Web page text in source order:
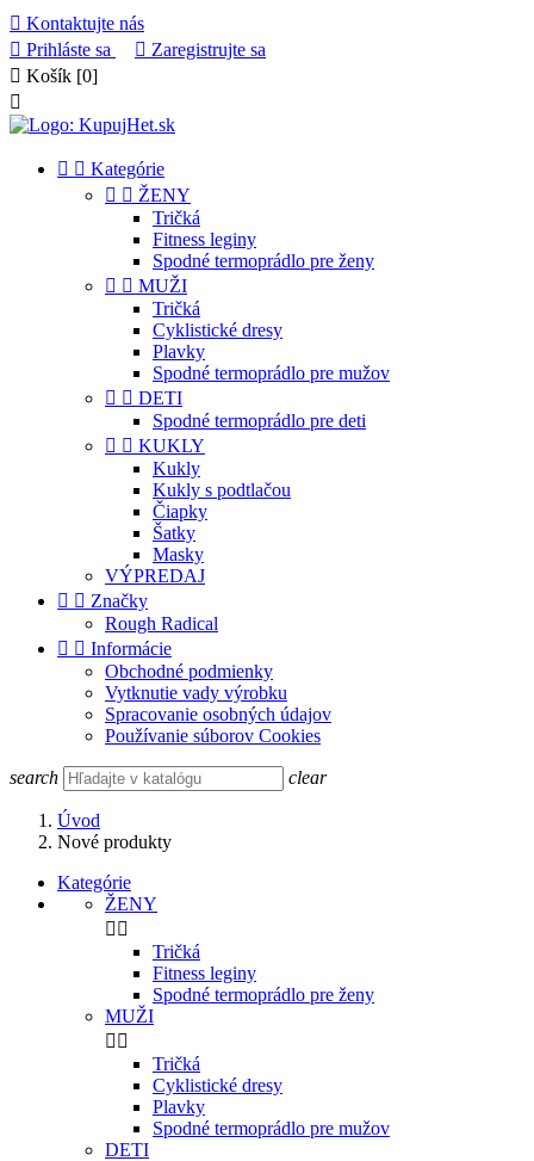
 Kontaktujte nás
 Prihláste sa  Zaregistrujte sa
 Košík [0]

  Kategórie
  ŽENY
Tričká
Fitness leginy
Spodné termoprádlo pre ženy
  MUŽI
Tričká
Cyklistické dresy
Plavky
Spodné termoprádlo pre mužov
  DETI
Spodné termoprádlo pre deti
  KUKLY
Kukly
Kukly s podtlačou
Čiapky
Šatky
Masky
VÝPREDAJ
  Značky
Rough Radical
  Informácie
Obchodné podmienky
Vytknutie vady výrobku
Spracovanie osobných údajov
Používanie súborov Cookies
search clear
Úvod
Nové produkty
Kategórie
ŽENY
 
Tričká
Fitness leginy
Spodné termoprádlo pre ženy
MUŽI
 
Tričká
Cyklistické dresy
Plavky
Spodné termoprádlo pre mužov
DETI